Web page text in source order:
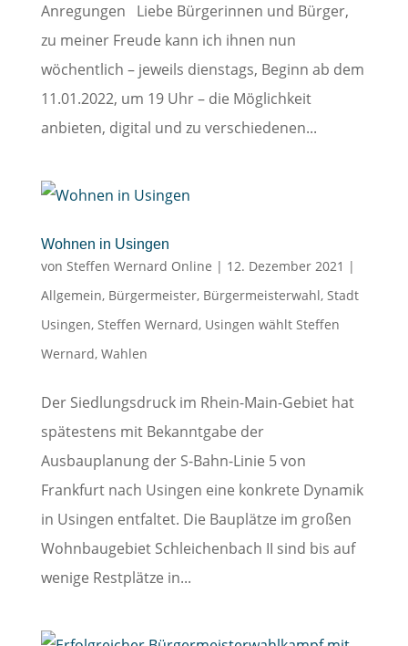
Anregungen Liebe Bürgerinnen und Bürger,
zu meiner Freude kann ich ihnen nun
wöchentlich – jeweils dienstags, Beginn ab dem
11.01.2022, um 19 Uhr – die Möglichkeit
anbieten, digital und zu verschiedenen...
Wohnen in Usingen
von Steffen Wernard Online | 12. Dezember 2021 |
Allgemein, Bürgermeister, Bürgermeisterwahl, Stadt
Usingen, Steffen Wernard, Usingen wählt Steffen
Wernard, Wahlen
Der Siedlungsdruck im Rhein-Main-Gebiet hat
spätestens mit Bekanntgabe der
Ausbauplanung der S-Bahn-Linie 5 von
Frankfurt nach Usingen eine konkrete Dynamik
in Usingen entfaltet. Die Bauplätze im großen
Wohnbaugebiet Schleichenbach II sind bis auf
wenige Restplätze in...